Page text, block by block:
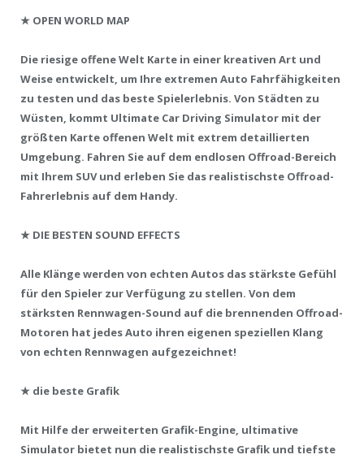
★ OPEN WORLD MAP
Die riesige offene Welt Karte in einer kreativen Art und
Weise entwickelt, um Ihre extremen Auto Fahrfähigkeiten
zu testen und das beste Spielerlebnis. Von Städten zu
Wüsten, kommt Ultimate Car Driving Simulator mit der
größten Karte offenen Welt mit extrem detaillierten
Umgebung. Fahren Sie auf dem endlosen Offroad-Bereich
mit Ihrem SUV und erleben Sie das realistischste Offroad-
Fahrerlebnis auf dem Handy.
★ DIE BESTEN SOUND EFFECTS
Alle Klänge werden von echten Autos das stärkste Gefühl
für den Spieler zur Verfügung zu stellen. Von dem
stärksten Rennwagen-Sound auf die brennenden Offroad-
Motoren hat jedes Auto ihren eigenen speziellen Klang
von echten Rennwagen aufgezeichnet!
★ die beste Grafik
Mit Hilfe der erweiterten Grafik-Engine, ultimative
Simulator bietet nun die realistischste Grafik und tiefste